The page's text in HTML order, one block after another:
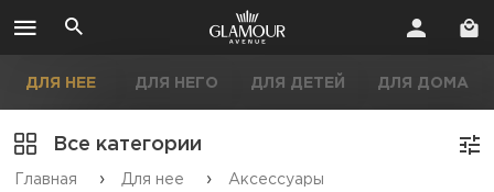
ДЛЯ НЕЕ ДЛЯ НЕГО ДЛЯ ДЕТЕЙ ДЛЯ ДОМА
Все категории
Главная › Для нее › Аксессуары